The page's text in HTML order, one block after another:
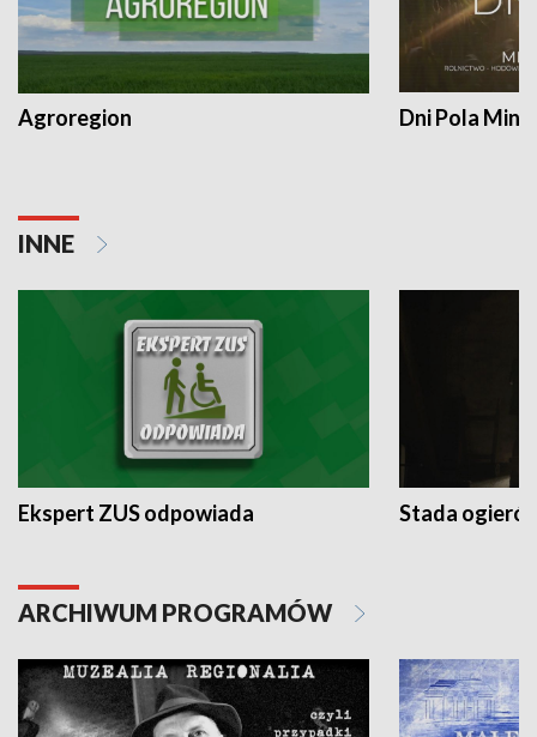
Agroregion Dni Pola
INNE
Ekspert ZUS odpowiada Stada
ARCHIWUM PROGRAMÓW